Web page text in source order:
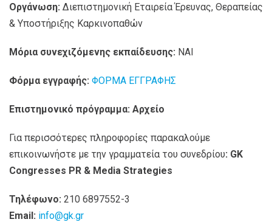
Οργάνωση: Διεπιστημονική Εταιρεία Έρευνας, Θεραπείας
& Υποστήριξης Καρκινοπαθών
Μόρια συνεχιζόμενης εκπαίδευσης: ΝΑΙ
Φόρμα εγγραφής: ΦΟΡΜΑ ΕΓΓΡΑΦΗΣ
Επιστημονικό πρόγραμμα: Αρχείο
Για περισσότερες πληροφορίες παρακαλούμε
επικοινωνήστε με την γραμματεία του συνεδρίου: GK
Congresses PR & Media Strategies
Τηλέφωνο: 210 6897552-3
Email: info@gk.gr